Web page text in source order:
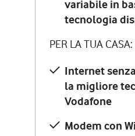
variabile in
tecnologia
PER LA TUA CASA:
Internet
la migliore
Vodafone
Modem con
PER LA TUA
la
Modem
numeri